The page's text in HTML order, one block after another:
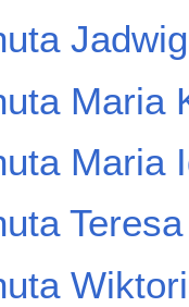
Maria
Maria